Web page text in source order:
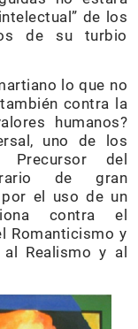
de los
de su turbio
lo que no
contra la
humanos?
uno de los
Precursor del
de gran
por el uso de un
contra el
Romanticismo y
Realismo y al